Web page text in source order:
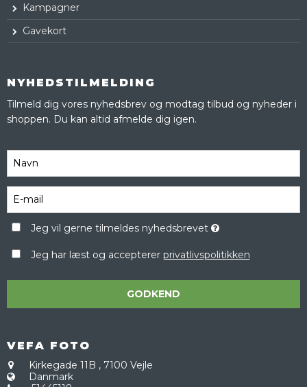
Kampagner
Gavekort
NYHEDSTILMELDING
Tilmeld dig vores nyhedsbrev og modtag tilbud og nyheder i
shoppen. Du kan altid afmelde dig igen.
Jeg vil gerne tilmeldes nyhedsbrevet
Jeg har læst og accepterer privatlivspolitikken
GODKEND
VEFA FOTO
Kirkegade 11B , 7100 Vejle
Danmark